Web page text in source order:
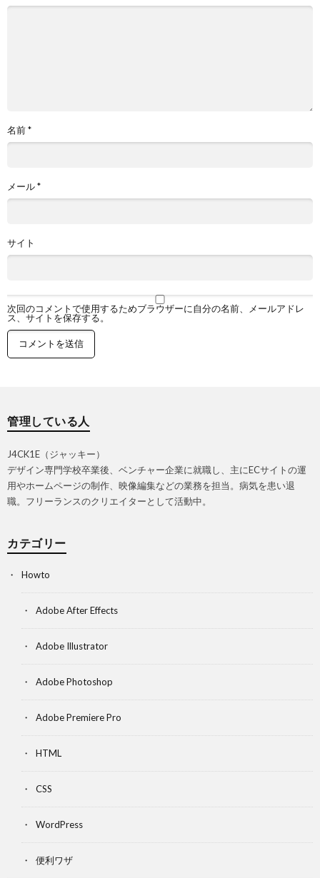
名前*
メール*
サイト
次回のコメントで使用するためブラウザーに自分の名前、メールアドレ
ス、サイトを保存する。
管理している人
J4CK1E（ジャッキー）
デザイン専門学校卒業後、ベンチャー企業に就職し、主にECサイトの運
用やホームページの制作、映像編集などの業務を担当。病気を患い退
職。フリーランスのクリエイターとして活動中。
カテゴリー
Howto
Adobe After Effects
Adobe Illustrator
Adobe Photoshop
Adobe Premiere Pro
HTML
CSS
WordPress
便利ワザ